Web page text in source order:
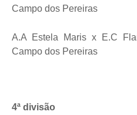
Campo dos Pereiras
A.A Estela Maris x E.C
Campo dos Pereiras
4ª divisão